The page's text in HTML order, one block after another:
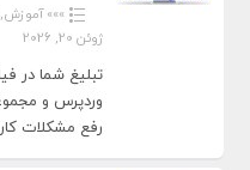
»»» آموزش,
ژوئن 20, 2026
تبلیغ شما در
وردپرس و
رفع مشکلات